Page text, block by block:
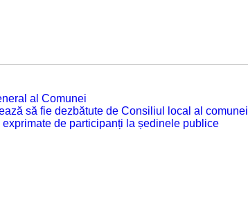
al Comunei
să fie dezbătute de Consiliul local al comunei
de participanți la ședinele publice